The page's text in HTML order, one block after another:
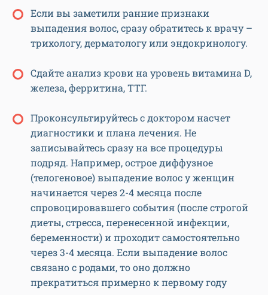
Если вы заметили ранние признаки
выпадения волос, сразу обратитесь к врачу –
трихологу, дерматологу или эндокринологу.
Сдайте анализ крови на уровень витамина D,
железа, ферритина, ТТГ.
Проконсультируйтесь с доктором насчет
диагностики и плана лечения. Не
записывайтесь сразу на все процедуры
подряд. Например, острое диффузное
(телогеновое) выпадение волос у женщин
начинается через 2-4 месяца после
спровоцировавшего события (после строгой
диеты, стресса, перенесенной инфекции,
беременности) и проходит самостоятельно
через 3-4 месяца. Если выпадение волос
связано с родами, то оно должно
прекратиться примерно к первому году